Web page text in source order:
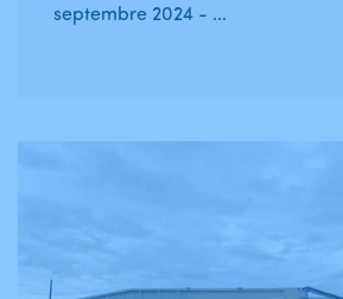
septembre 2024 - ...